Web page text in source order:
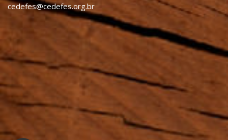
cedefes@cedefes.org.br